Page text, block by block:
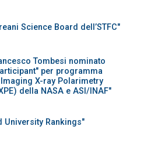
Science Board dell’STFC"
Tombesi nominato
per programma
X-ray Polarimetry
della NASA e ASI/INAF"
University Rankings"